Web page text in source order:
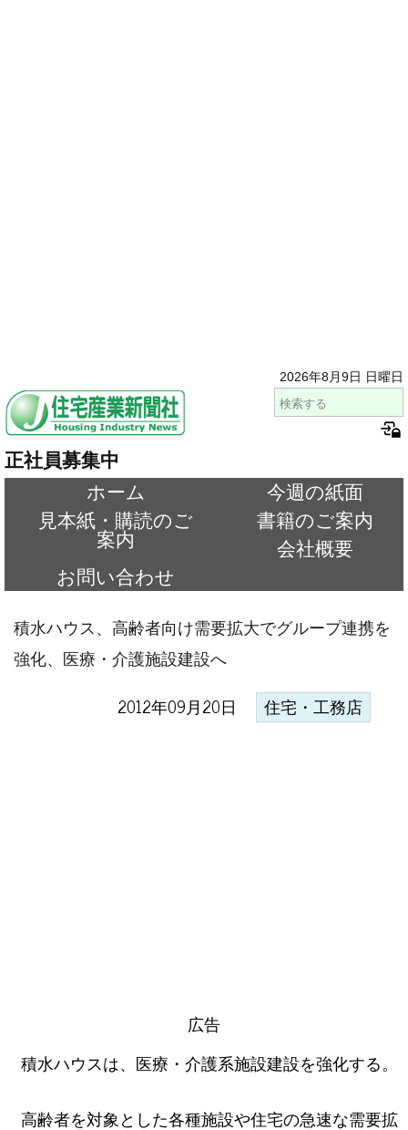
2026年8月9日 日曜日
正社員募集中
ホーム
今週の紙面
見本紙・購読のご
案内
書籍のご案内
会社概要
お問い合わせ
積水ハウス、高齢者向け需要拡大でグループ連携を
強化、医療・介護施設建設へ
2012年09月20日 住宅・工務店
広告
積水ハウスは、医療・介護系施設建設を強化する。
高齢者を対象とした各種施設や住宅の急速な需要拡